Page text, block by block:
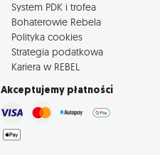
System PDK i trofea
Bohaterowie Rebela
Polityka cookies
Strategia podatkowa
Kariera w REBEL
Akceptujemy płatności